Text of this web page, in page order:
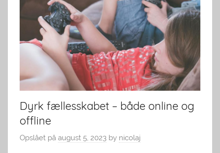
Dyrk fællesskabet – både online og
offline
Opslået på august 5, 2023 by nicolaj